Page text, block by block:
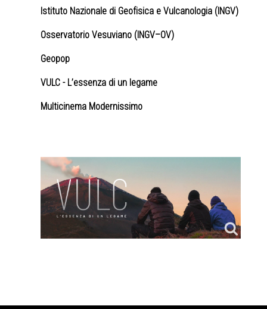
Istituto Nazionale di Geofisica e Vulcanologia (INGV)
Osservatorio Vesuviano (INGV–OV)
Geopop
VULC - L’essenza di un legame
Multicinema Modernissimo